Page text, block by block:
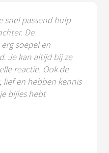
snel passend hulp
De
soepel en
Je kan altijd bij ze
reactie. Ook de
en hebben kennis
bijles hebt